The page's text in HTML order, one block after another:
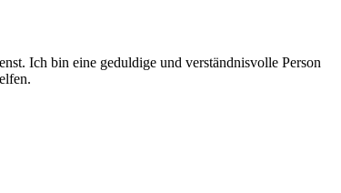
Ich bin eine geduldige und verständnisvolle Person